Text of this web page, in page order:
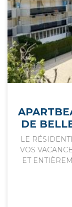
DE
LE
VOS
ET